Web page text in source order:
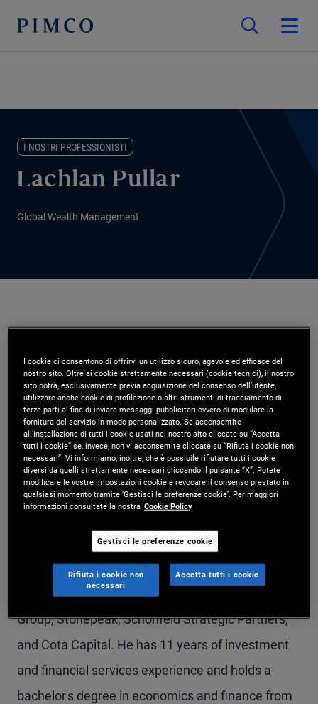
I NOSTRI PROFESSIONISTI
Lachlan Pullar
Global Wealth Management
management team in the Sydney office,
specializing in alternative credit and hedge fund
capabilities. He also leads PIMCO's coverage of
family office clients in the region. Prior to joining
PIMCO in 2025, he was a partner at AIPX, the
strategic partner of CAIS in the Asia-Pacific region;
funds management business and led wealth
distribution of global alternative strategies in
Australia and New Zealand, including The Carlyle
Group, Stonepeak, Schonfeld Strategic Partners,
and Cota Capital. He has 11 years of investment
and financial services experience and holds a
bachelor's degree in economics and finance from
I cookie ci consentono di offrirvi un utilizzo sicuro, agevole ed efficace del
nostro sito. Oltre ai cookie strettamente necessari (cookie tecnici), il nostro
sito potrà, esclusivamente previa acquisizione del consenso dell’utente,
utilizzare anche cookie di profilazione o altri strumenti di tracciamento di
terze parti al fine di inviare messaggi pubblicitari ovvero di modulare la
fornitura del servizio in modo personalizzato. Se acconsentite
all’installazione di tutti i cookie usati nel nostro sito cliccate su “Accetta
tutti i cookie” se, invece, non vi acconsentite cliccate su “Rifiuta i cookie non
necessari”. Vi informiamo, inoltre, che è possibile rifiutare tutti i cookie
diversi da quelli strettamente necessari cliccando il pulsante “X”. Potete
modificare le vostre impostazioni cookie e revocare il consenso prestato in
qualsiasi momento tramite ‘Gestisci le preferenze cookie’. Per maggiori
informazioni consultate la nostra Cookie Policy
Gestisci le preferenze cookie
Rifiuta i cookie non
necessari
Accetta tutti i cookie